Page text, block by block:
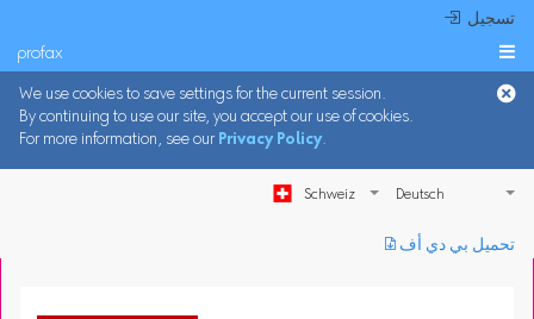
 تسجيل
profax 
We use cookies to save settings for the current session.
By continuing to use our site, you accept our use of cookies.
For more information, see our Privacy Policy.
Schweiz
︎ تحميل بي دي أف